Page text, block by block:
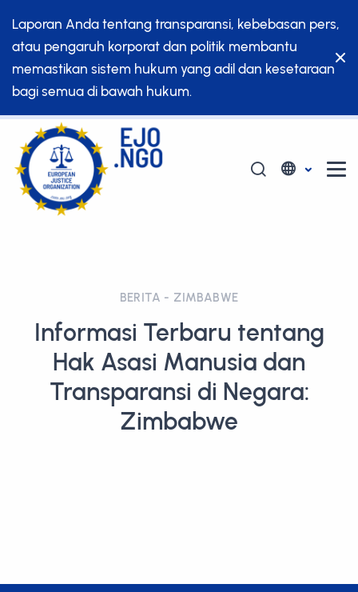
Laporan Anda tentang transparansi, kebebasan pers,
atau pengaruh korporat dan politik membantu
memastikan sistem hukum yang adil dan kesetaraan
bagi semua di bawah hukum.
BERITA - ZIMBABWE
Informasi Terbaru tentang
Hak Asasi Manusia dan
Transparansi di Negara:
Zimbabwe